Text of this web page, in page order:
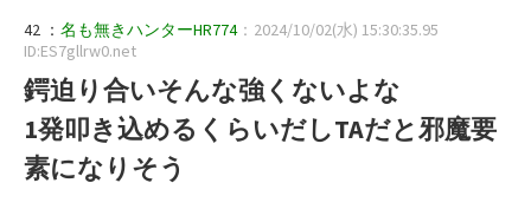
42 ： 名も無きハンターHR774：2024/10/02(水) 15:30:35.95
ID:ES7gllrw0.net
鍔迫り合いそんな強くないよな
1発叩き込めるくらいだしTAだと邪魔要
素になりそう